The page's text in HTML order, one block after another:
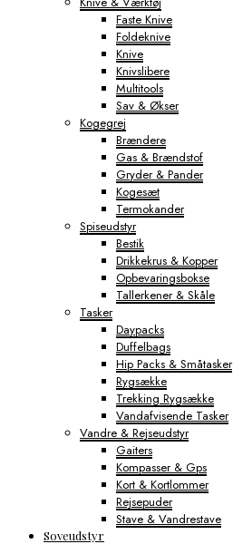
Faste Knive
Foldeknive
Knive
Knivslibere
Multitools
Sav & Økser
Kogegrej
Brændere
Gas & Brændstof
Gryder & Pander
Kogesæt
Termokander
Spiseudstyr
Bestik
Drikkekrus & Kopper
Opbevaringsbokse
Tallerkener & Skåle
Tasker
Daypacks
Duffelbags
Hip Packs & Småtasker
Rygsække
Trekking Rygsække
Vandafvisende Tasker
Vandre & Rejseudstyr
Gaiters
Kompasser & Gps
Kort & Kortlommer
Rejsepuder
Stave & Vandrestave
Soveudstyr